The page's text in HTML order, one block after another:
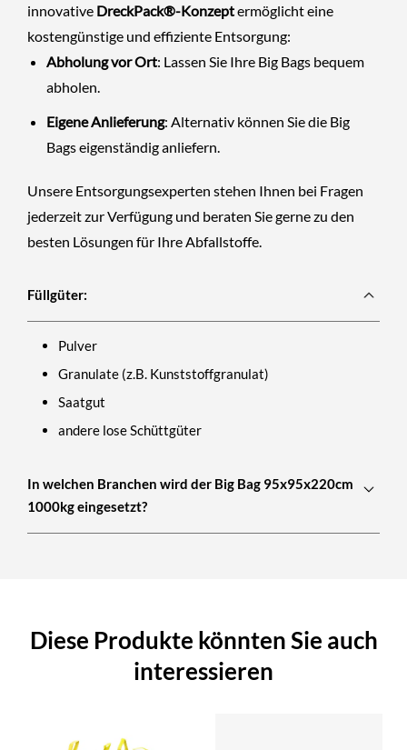
innovative DreckPack®-Konzeptermöglicht eine
kostengünstige und effiziente Entsorgung:
Abholung vor Ort: Lassen Sie Ihre Big Bags bequem
abholen.
Eigene Anlieferung: Alternativ können Sie die Big
Bags eigenständig anliefern.
Unsere Entsorgungsexperten stehen Ihnen bei Fragen
jederzeit zur Verfügung und beraten Sie gerne zu den
besten Lösungen für Ihre Abfallstoffe.
Füllgüter:
Pulver
Granulate (z.B. Kunststoffgranulat)
Saatgut
andere lose Schüttgüter
In welchen Branchen wird der Big Bag 95x95x220cm
1000kg eingesetzt?
Diese Produkte könnten Sie auch
interessieren